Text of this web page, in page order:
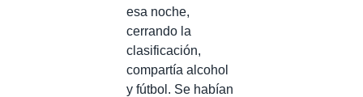
esa noche,
cerrando la
clasificación,
compartía alcohol
y fútbol. Se habían